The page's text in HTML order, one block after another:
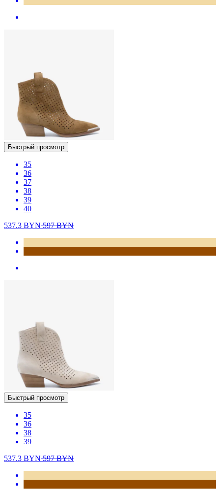
Быстрый просмотр
35
36
37
38
39
40
537.3 BYN597BYN
Быстрый просмотр
35
36
38
39
537.3 BYN597BYN